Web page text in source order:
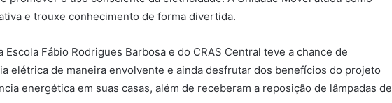
e trouxe conhecimento de forma divertida.
Escola Fábio Rodrigues Barbosa e do CRAS Central teve a chance de
elétrica de maneira envolvente e ainda desfrutar dos benefícios do projeto
energética em suas casas, além de receberam a reposição de lâmpadas de